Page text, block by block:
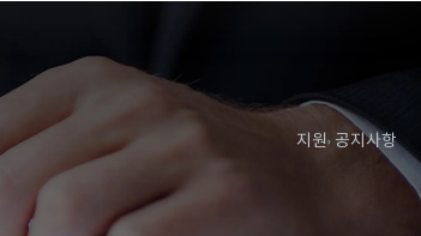
지원 공지사항